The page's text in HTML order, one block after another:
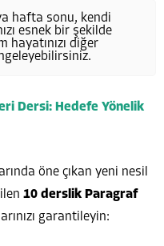
hafta sonu, kendi
esnek bir şekilde
hayatınızı diğer
Dersi: Hedefe Yönelik
öne çıkan yeni nesil
10 derslik Paragraf
garantileyin: